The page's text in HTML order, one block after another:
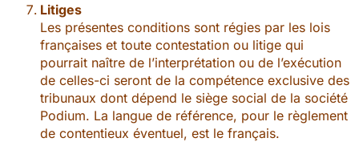
Litiges
Les présentes conditions sont régies par les lois
françaises et toute contestation ou litige qui
pourrait naître de l’interprétation ou de l’exécution
de celles-ci seront de la compétence exclusive des
tribunaux dont dépend le siège social de la société
Podium. La langue de référence, pour le règlement
de contentieux éventuel, est le français.